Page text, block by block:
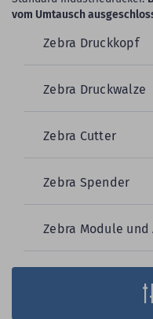
vom Umtausch
Zebra Druckkopf
Zebra Druckwalze
Zebra Cutter
Zebra Spender
Zebra Module